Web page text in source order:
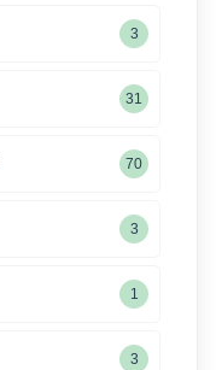
3
31
70
3
1
3